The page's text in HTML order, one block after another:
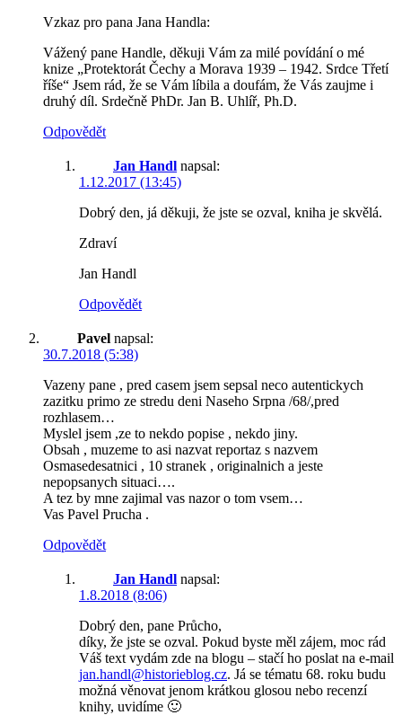
Vzkaz pro pana Jana Handla:
Vážený pane Handle, děkuji Vám za milé povídání o mé
knize „Protektorát Čechy a Morava 1939 – 1942. Srdce Třetí
říše“ Jsem rád, že se Vám líbila a doufám, že Vás zaujme i
druhý díl. Srdečně PhDr. Jan B. Uhlíř, Ph.D.
Odpovědět
Jan Handl napsal:
1.12.2017 (13:45)
Dobrý den, já děkuji, že jste se ozval, kniha je skvělá.
Zdraví
Jan Handl
Odpovědět
Pavel napsal:
30.7.2018 (5:38)
Vazeny pane , pred casem jsem sepsal neco autentickych
zazitku primo ze stredu deni Naseho Srpna /68/,pred
rozhlasem…
Myslel jsem ,ze to nekdo popise , nekdo jiny.
Obsah , muzeme to asi nazvat reportaz s nazvem
Osmasedesatnici , 10 stranek , originalnich a jeste
nepopsanych situaci….
A tez by mne zajimal vas nazor o tom vsem…
Vas Pavel Prucha .
Odpovědět
Jan Handl napsal:
1.8.2018 (8:06)
Dobrý den, pane Průcho,
díky, že jste se ozval. Pokud byste měl zájem, moc rád
Váš text vydám zde na blogu – stačí ho poslat na e-mail
jan.handl@historieblog.cz. Já se tématu 68. roku budu
možná věnovat jenom krátkou glosou nebo recenzí
knihy, uvidíme 🙂